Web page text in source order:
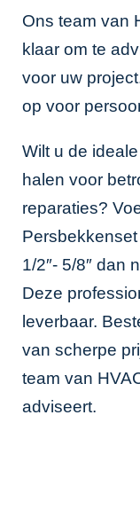
Ons team van
klaar om te
voor uw
op voor
Wilt u de
halen voor
reparaties?
Persbekkenset
1/2″- 5/8″ dan
Deze
leverbaar.
van scherpe
team van
adviseert.